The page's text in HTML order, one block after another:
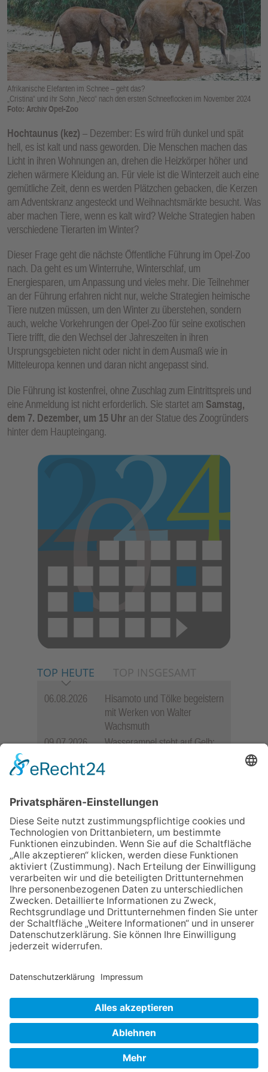
Afrikanische Elefanten im Schnee – geht das?
„Cristina“ und ihr Sohn „Neco“ nach den ersten Schneeflocken im November 2024
Foto: Archiv Opel-Zoo
Hochtaunus (kez) – Dezember: Es wird früh dunkel und spät
hell, es ist kalt und nass geworden. Die Menschen machen das
Licht in ihren Wohnungen an, drehen die Heizkörper höher und
ziehen wärmere Kleidung an. Für viele ist die Winterzeit auch eine
gemütliche Zeit, denn es werden Plätzchen gebacken, die Kerzen
am Adventskranz angesteckt und Weihnachtsmärkte besucht. Was
aber machen Tiere, wenn es kalt wird? Welche Strategien haben
verschiedene Tierarten im Winter?
Dieser Frage geht die nächste Öffentliche Führung im Opel-Zoo
nach. Da geht es um Winterruhe, Winterschlaf, um
Energiesparen, um Anpassung und vieles mehr. Die Teilnehmer
an der Führung erfahren nicht nur, welche Strategien heimische
Tiere nutzen müssen, um den Winter zu überstehen, sondern
auch, welche Vorkehrungen der Opel-Zoo für seine exotischen
Tiere trifft, die den Wechsel der Jahreszeiten in ihren
Ursprungsgebieten nicht oder nicht in dem Ausmaß wie in
Mitteleuropa kennen und daran nicht angepasst sind.
Die Führung ist kostenfrei, ohne Zuschlag zum Eintrittspreis und
eine Anmeldung ist nicht erforderlich. Sie startet am Samstag,
dem 7. Dezember, um 15 Uhr an der Statue des Zoogründers
hinter dem Haupteingang.
TOP HEUTE TOP INSGESAMT
06.08.2026
Hisamoto und Tölke begeistern
mit Werken von Walter
Wachsmuth
09.07.2026
Wasserampel steht auf Gelb:
auf
Himmel: Vom Geschenk zum
Karriere
10.05.2026
Hauptamtlicher CDU-Stadtrat
für Friedrichsdorf?
11.05.2026
FREIE WÄHLER Bad
Homburg starten
Bürgerumfrage für Berliner
Siedlung und
Gartenfeldsiedlung
E
N
NACH OBEN
Datenschutz Netiquette FAQ